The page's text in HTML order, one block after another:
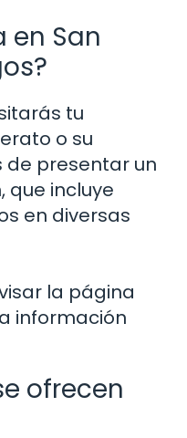
en San
tu
o su
presentar un
que incluye
en diversas
la página
información
ofrecen